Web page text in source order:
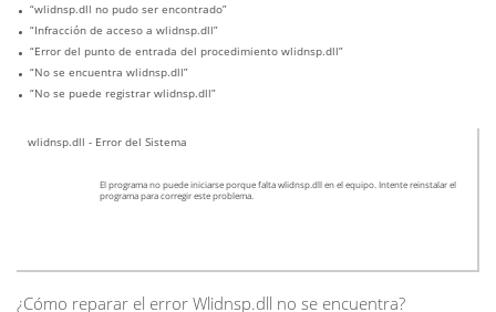
“wlidnsp.dll no pudo ser encontrado”
“Infracción de acceso a wlidnsp.dll”
“Error del punto de entrada del procedimiento wlidnsp.dll”
“No se encuentra wlidnsp.dll”
“No se puede registrar wlidnsp.dll”
wlidnsp.dll - Error del Sistema
El programa no puede iniciarse porque falta wlidnsp.dll en el equipo. Intente reinstalar el
programa para corregir este problema.
¿Cómo reparar el error Wlidnsp.dll no se encuentra?